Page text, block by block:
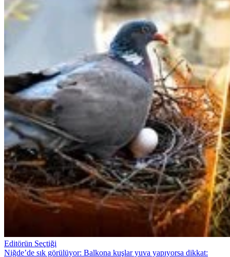
Editörün Seçtiği
Niğde’de sık görülüyor: Balkona kuşlar yuva yapıyorsa dikkat: